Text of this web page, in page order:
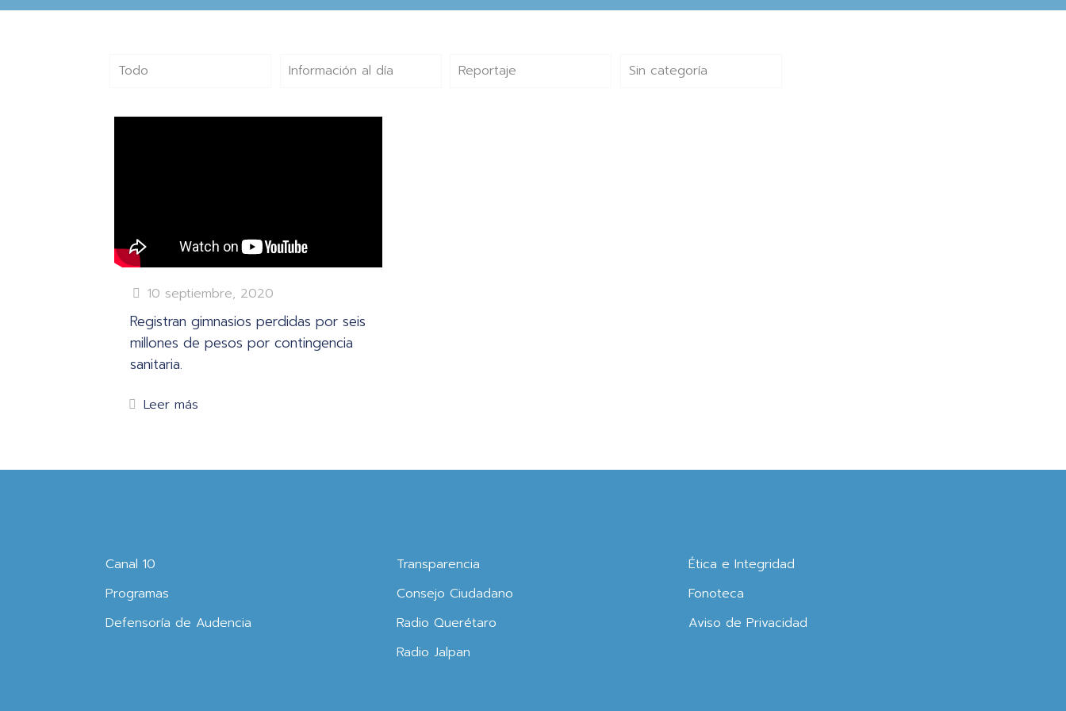
Todo Información al día Reportaje Sin categoría
10 septiembre, 2020
Registran gimnasios perdidas por seis
millones de pesos por contingencia
sanitaria.
Leer más
Canal 10
Programas
Defensoría de Audencia
Transparencia
Consejo Ciudadano
Radio Querétaro
Radio Jalpan
Ética e Integridad
Fonoteca
Aviso de Privacidad